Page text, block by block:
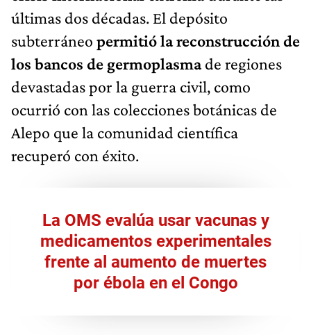
últimas dos décadas. El depósito
subterráneo permitió la reconstrucción de
los bancos de germoplasmade regiones
devastadas por la guerra civil, como
ocurrió con las colecciones botánicas de
Alepo que la comunidad científica
recuperó con éxito.
La OMS evalúa usar vacunas y
medicamentos experimentales
frente al aumento de muertes
por ébola en el Congo